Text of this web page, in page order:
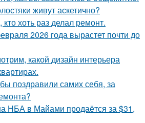
живут аскетично?
хоть раз делал ремонт.
2026 года вырастет почти до
какой дизайн интерьера
поздравили самих себя, за
НБА в Майами продаётся за $31,